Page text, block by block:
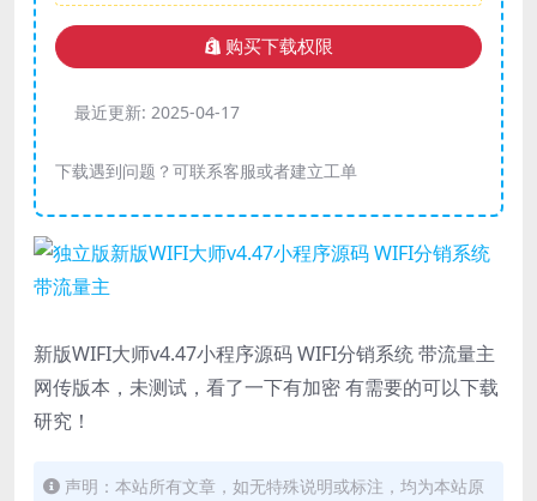
购买下载权限
最近更新: 2025-04-17
下载遇到问题？可联系客服或者建立工单
新版WIFI大师v4.47小程序源码 WIFI分销系统 带流量主
网传版本，未测试，看了一下有加密 有需要的可以下载
研究！
声明：本站所有文章，如无特殊说明或标注，均为本站原